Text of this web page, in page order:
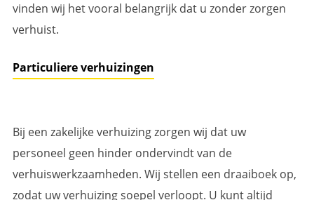
vinden wij het vooral belangrijk dat u zonder zorgen
verhuist.
Particuliere verhuizingen
Bij een zakelijke verhuizing zorgen wij dat uw
personeel geen hinder ondervindt van de
verhuiswerkzaamheden. Wij stellen een draaiboek op,
zodat uw verhuizing soepel verloopt. U kunt altijd